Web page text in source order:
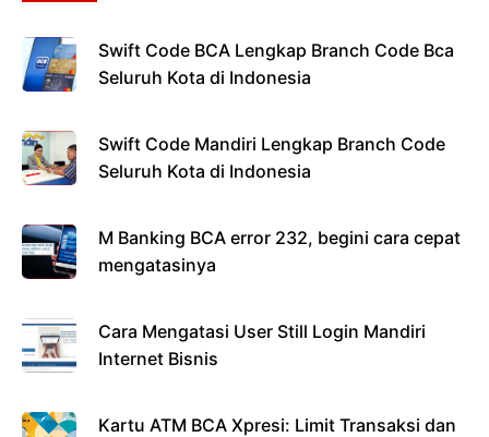
Swift Code BCA Lengkap Branch Code Bca
Seluruh Kota di Indonesia
Swift Code Mandiri Lengkap Branch Code
Seluruh Kota di Indonesia
M Banking BCA error 232, begini cara cepat
mengatasinya
Cara Mengatasi User Still Login Mandiri
Internet Bisnis
Kartu ATM BCA Xpresi: Limit Transaksi dan